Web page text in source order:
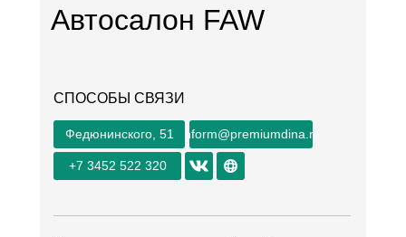
Автосалон FAW
СПОСОБЫ СВЯЗИ
Федюнинского, 51 inform@premiumdina.ru
+7 3452 522 320